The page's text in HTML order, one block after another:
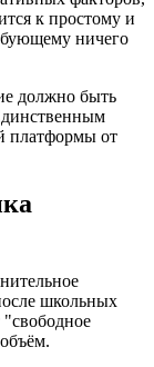
к простому и
ничего
должно быть
платформы от
школьных
"свободное